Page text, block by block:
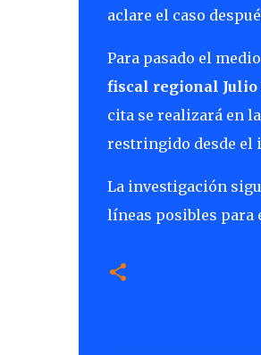
aclare el caso
Para pasado el
fiscal regional Julio
cita se realizará en
restringido desde el
La investigación
líneas posibles para